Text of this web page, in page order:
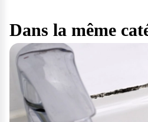
Dans la même